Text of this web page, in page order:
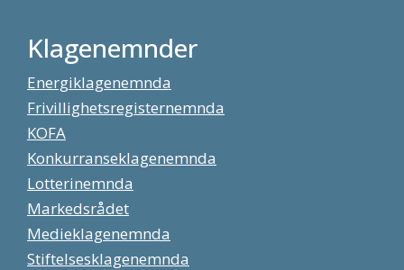
Klagenemnder
Energiklagenemnda
Frivillighetsregisternemnda
KOFA
Konkurranseklagenemnda
Lotterinemnda
Markedsrådet
Medieklagenemnda
Stiftelsesklagenemnda